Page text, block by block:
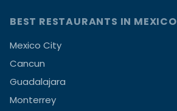
BEST RESTAURANTS IN MEXICO
Mexico City
Cancun
Guadalajara
Monterrey